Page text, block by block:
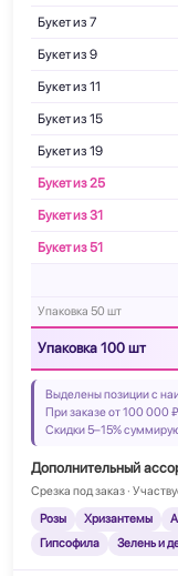
Букет из 7
Букет из 9
Букет из 11
Букет из 15
Букет из 19
Букет из 25
Букет из 31
Букет из 51
Упаковка 50 шт
Упаковка 100 шт
Выделены позиции с
При заказе от 100 000
Скидки 5–15%
Дополнительный
Срезка под заказ ·
Розы
Хризантемы
Гипсофила
Зелень и